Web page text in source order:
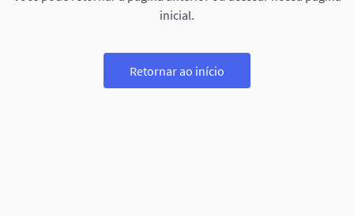
inicial.
Retornar ao início